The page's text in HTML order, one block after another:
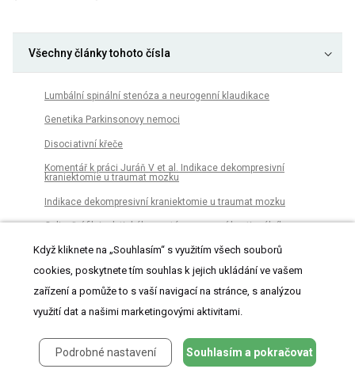
Všechny články tohoto čísla
Lumbální spinální stenóza a neurogenní klaudikace
Genetika Parkinsonovy nemoci
Disoci ativní křeče
Komentář k práci Juráň V et al. Indikace dekompresivní
kraniektomie u traumat mozku
Indikace dekompresivní kraniektomie u traumat mozku
Ovlivnění fibrinolytického systému pomocí kontinuálního
Neuropatie n. cutaneus antebrachii posterior – kazuistiky
Oční manifestace u pituitární apoplexi e – kazuistika
Malfunkce peritoneálního katétru vnitřního likvorového drenážního
systému u dětí
Možnosti epileptochirurgie u nemocných po mozkové hypotermii
Ageneze, aplazie a hypoplazie arteria carotis interna
Když kliknete na „Souhlasím“ s využitím všech souborů
cookies, poskytnete tím souhlas k jejich ukládání ve vašem
zařízení a pomůže to s vaší navigací na stránce, s analýzou
využití dat a našimi marketingovými aktivitami.
Podrobné nastavení Souhlasím a pokračovat